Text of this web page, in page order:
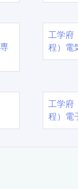
工学
程）電
工学
程）電